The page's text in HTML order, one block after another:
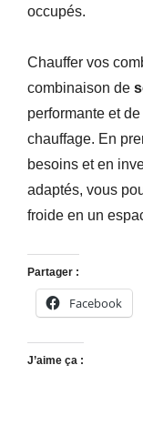
occupés.
Chauffer vos
combinaison de
performante et
chauffage. En
besoins et en
adaptés, vous
froide en un
Partager :
Facebook
J’aime ça :